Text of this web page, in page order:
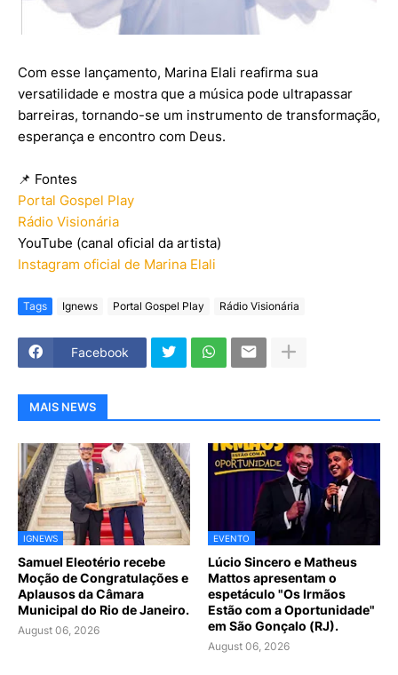
Com esse lançamento, Marina Elali reafirma sua
versatilidade e mostra que a música pode ultrapassar
barreiras, tornando-se um instrumento de transformação,
esperança e encontro com Deus.
📌 Fontes
Portal Gospel Play
Rádio Visionária
YouTube (canal oficial da artista)
Instagram oficial de Marina Elali
Tags Ignews Portal Gospel Play Rádio Visionária
Facebook
MAIS NEWS
IGNEWS
Samuel Eleotério recebe
Moção de Congratulações e
Aplausos da Câmara
Municipal do Rio de Janeiro.
August 06, 2026
EVENTO
Lúcio Sincero e Matheus
Mattos apresentam o
espetáculo "Os Irmãos
Estão com a Oportunidade"
em São Gonçalo (RJ).
August 06, 2026